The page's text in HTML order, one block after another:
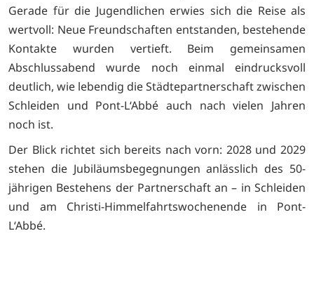
Gerade für die Jugendlichen erwies sich die Reise als
wertvoll: Neue Freundschaften entstanden, bestehende
Kontakte wurden vertieft. Beim gemeinsamen
Abschlussabend wurde noch einmal eindrucksvoll
deutlich, wie lebendig die Städtepartnerschaft zwischen
Schleiden und Pont-L‘Abbé auch nach vielen Jahren
noch ist.
Der Blick richtet sich bereits nach vorn: 2028 und 2029
stehen die Jubiläumsbegegnungen anlässlich des 50-
jährigen Bestehens der Partnerschaft an – in Schleiden
und am Christi-Himmelfahrtswochenende in Pont-
L‘Abbé.